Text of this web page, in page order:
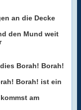
an die Decke
den Mund weit
Borah! Borah!
Borah! ist ein
am